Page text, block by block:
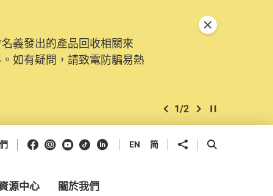
義發出的產品回收相關來
如有疑問，請致電防騙易熱
上一個
1/2 下一個開始/暫停幻燈
關閉特別通告
Facebook
Instagram
Youtube
抖音領英 EN 简 分享到 開啟搜尋框
源中心 關於我們